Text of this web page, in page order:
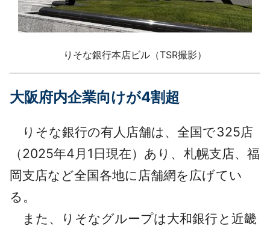
りそな銀行本店ビル（TSR撮影）
大阪府内企業向けが4割超
りそな銀行の有人店舗は、全国で325店
（2025年4月1日現在）あり、札幌支店、福
岡支店など全国各地に店舗網を広げてい
る。
また、りそなグループは大和銀行と近畿